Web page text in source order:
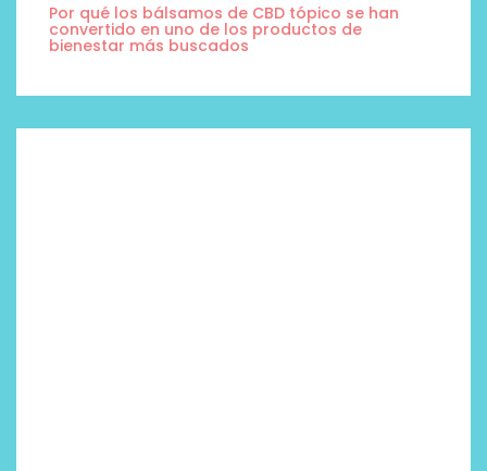
Por qué los bálsamos de CBD tópico se han
convertido en uno de los productos de
bienestar más buscados